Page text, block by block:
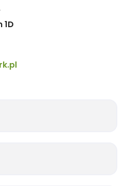
1D